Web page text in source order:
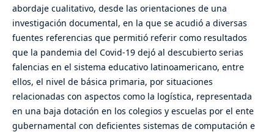
abordaje cualitativo, desde las orientaciones de una
investigación documental, en la que se acudió a diversas
fuentes referencias que permitió referir como resultados
que la pandemia del Covid-19 dejó al descubierto serias
falencias en el sistema educativo latinoamericano, entre
ellos, el nivel de básica primaria, por situaciones
relacionadas con aspectos como la logística, representada
en una baja dotación en los colegios y escuelas por el ente
gubernamental con deficientes sistemas de computación e